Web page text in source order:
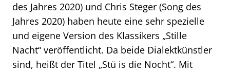
des Jahres 2020) und Chris Steger (Song des
Jahres 2020) haben heute eine sehr spezielle
und eigene Version des Klassikers „Stille
Nacht“ veröffentlicht. Da beide Dialektkünstler
sind, heißt der Titel „Stü is die Nocht“. Mit